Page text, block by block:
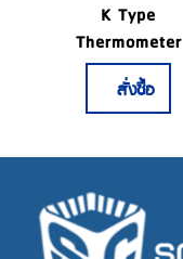
K Type
Thermometer
สั่งซื้อ